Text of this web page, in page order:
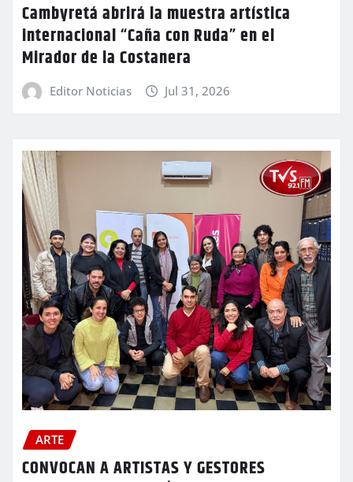
Cambyretá abrirá la muestra artística
internacional “Caña con Ruda” en el
Mirador de la Costanera
Editor Noticias Jul 31, 2026
ARTE
CONVOCAN A ARTISTAS Y GESTORES